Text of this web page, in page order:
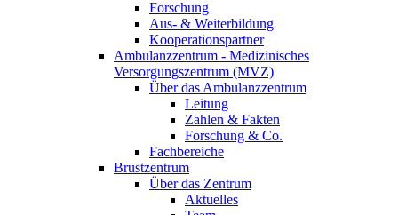
Forschung
Aus- & Weiterbildung
Kooperationspartner
Ambulanzzentrum - Medizinisches
Versorgungszentrum (MVZ)
Über das Ambulanzzentrum
Leitung
Zahlen & Fakten
Forschung & Co.
Fachbereiche
Brustzentrum
Über das Zentrum
Aktuelles